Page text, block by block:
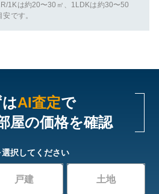
1Kは約20〜30㎡、1LDKは約30〜50
です。
AI査定で
屋の価格を確認
択してください
戸建 土地